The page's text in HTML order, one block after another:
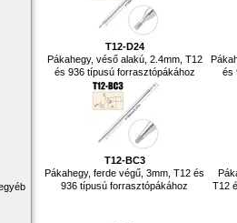
T12-D24
Pákahegy, véső alakú, 2.4mm, T12
és 936 típusú forrasztópákához
és
T12-BC3
Pákahegy, ferde végű, 3mm, T12 és
936 típusú forrasztópákához
T12